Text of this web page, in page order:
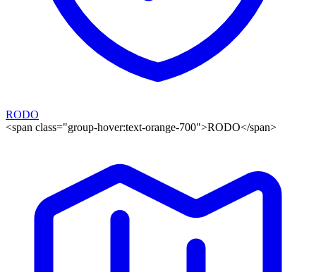
RODO
<span class="group-hover:text-orange-700">RODO</span>